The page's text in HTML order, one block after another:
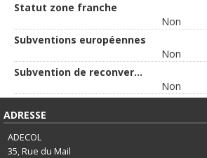
Statut zone franche
Non
Subventions européennes
Non
Subvention de reconversion
Non
ADRESSE
ADECOL
35, Rue du Mail